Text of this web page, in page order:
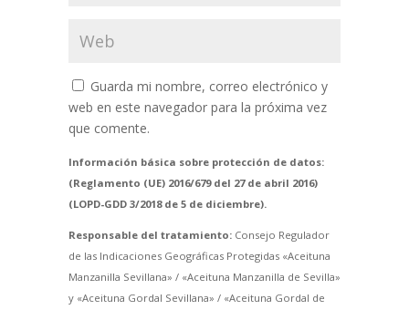
Guarda mi nombre, correo electrónico y
web en este navegador para la próxima vez
que comente.
Información básica sobre protección de datos:
(Reglamento (UE) 2016/679 del 27 de abril 2016)
(LOPD-GDD 3/2018 de 5 de diciembre).
Responsable del tratamiento:Consejo Regulador
de las Indicaciones Geográficas Protegidas «Aceituna
Manzanilla Sevillana» / «Aceituna Manzanilla de Sevilla»
y «Aceituna Gordal Sevillana» / «Aceituna Gordal de